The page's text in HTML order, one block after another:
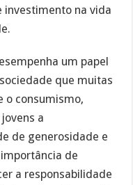
investimento na vida
um papel
que muitas
o consumismo,
a
de generosidade e
de
a responsabilidade